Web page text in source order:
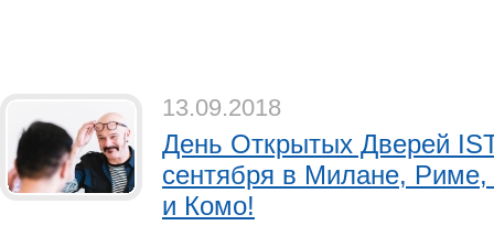
13.09.2018
День Открытых Дверей
сентября в Милане,
и Комо!